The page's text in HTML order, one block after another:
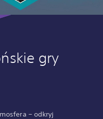
gry
– odkryj